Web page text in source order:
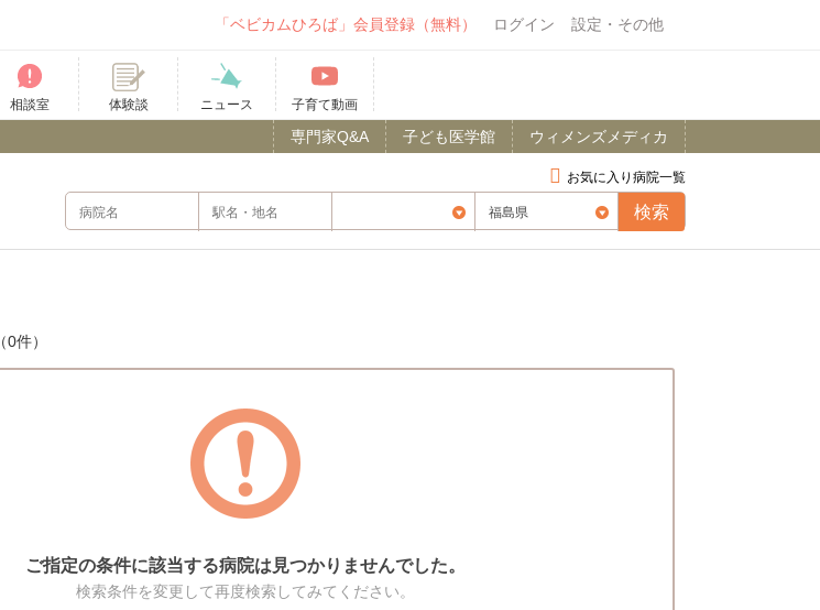
「ベビカムひろば」会員登録（無料） ログイン 設定・その他
相談室 体験談 ニュース 子育て動画
ウィメンズメディカ
子ども医学館
専門家Q&A
お気に入り病院一覧
（0件）
ご指定の条件に該当する病院は見つかりませんでした。
検索条件を変更して再度検索してみてください。